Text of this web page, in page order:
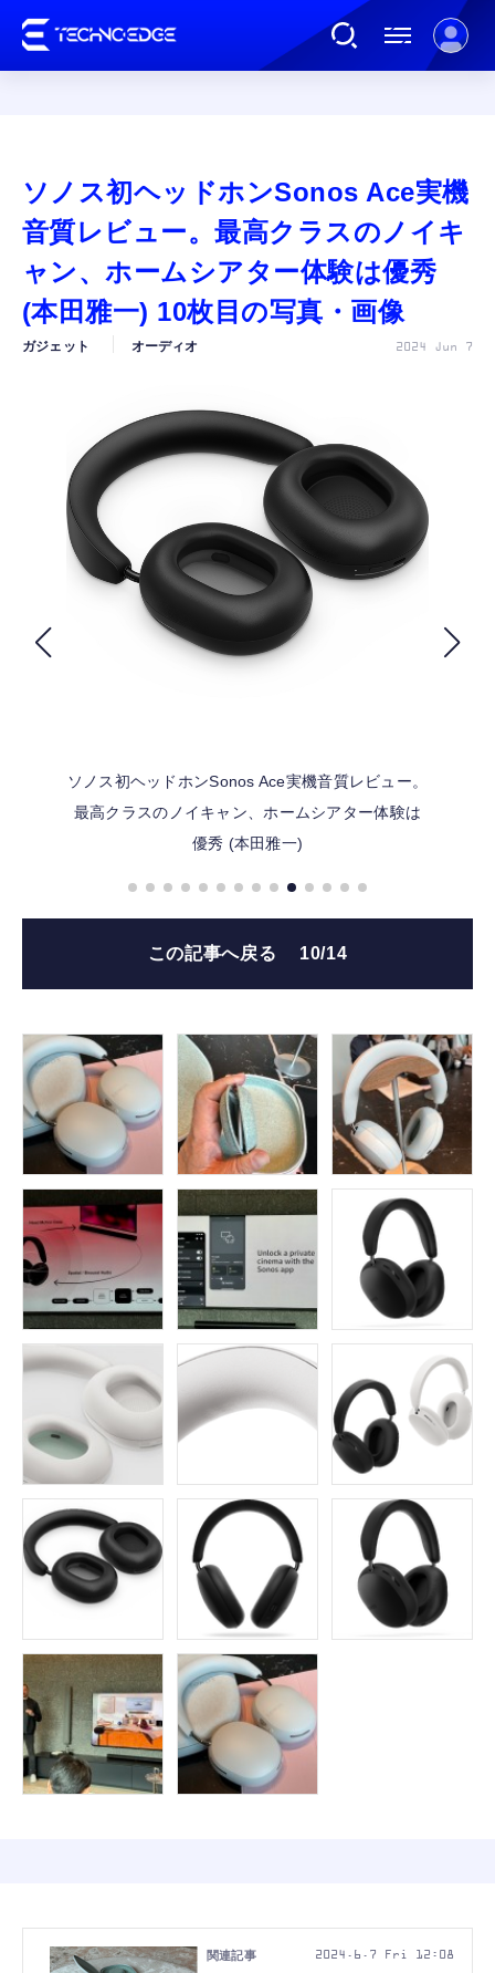
AI
ガジェット
カルチャー
公式ストア
FOLLOW US
ソノス初ヘッドホンSonos Ace実機
音質レビュー。最高クラスのノイキ
ャン、ホームシアター体験は優秀
(本田雅一) 10枚目の写真・画像
ガジェット オーディオ 2024 Jun 7
ソノス初ヘッドホンSonos Ace実機音質レビュー。
最高クラスのノイキャン、ホームシアター体験は
優秀 (本田雅一)
この記事へ戻る 10/14
2024.6.7 Fri 12:08